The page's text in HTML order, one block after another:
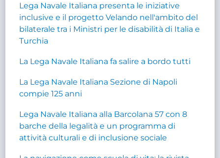
Lega Navale Italiana presenta le iniziative
inclusive e il progetto Velando nell'ambito del
bilaterale tra i Ministri per le disabilità di Italia e
Turchia
La Lega Navale Italiana fa salire a bordo tutti
La Lega Navale Italiana Sezione di Napoli
compie 125 anni
Lega Navale Italiana alla Barcolana 57 con 8
barche della legalità e un programma di
attività culturali e di inclusione sociale